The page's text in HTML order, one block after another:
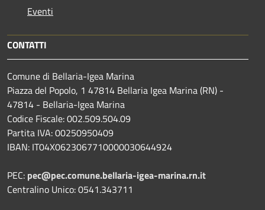
Eventi
CONTATTI
Comune di Bellaria-Igea Marina
Piazza del Popolo, 1 47814 Bellaria Igea Marina (RN) -
47814 - Bellaria-Igea Marina
Codice Fiscale: 002.509.504.09
Partita IVA: 00250950409
IBAN: IT04X0623067710000030644924
PEC: pec@pec.comune.bellaria-igea-marina.rn.it
Centralino Unico: 0541.343711